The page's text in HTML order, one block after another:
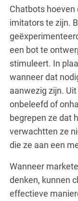
Chatbots hoeven
imitators te zijn.
een bot te
stimuleert. In
wanneer dat
aanwezig zijn.
onbeleefd of
begrepen ze dat
verwachtten ze
die ze aan een
Wanneer
denken, kunnen
effectieve